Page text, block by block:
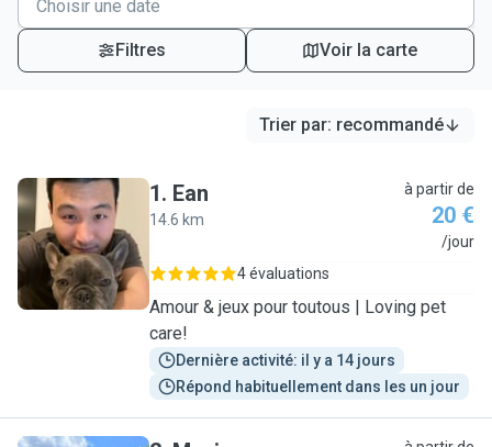
Filtres Voir la carte
Trier par: recommandé
E
1. Ean
14.6 km
à partir de
20 €
/jour
4 évaluations
Amour & jeux pour toutous | Loving pet
care!
Dernière activité: il y a 14 jours
Répond habituellement dans les un jour